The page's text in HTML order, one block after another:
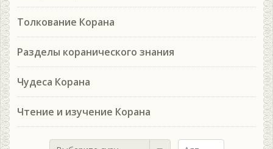
Толкование Корана
Разделы коранического знания
Чудеса Корана
Чтение и изучение Корана